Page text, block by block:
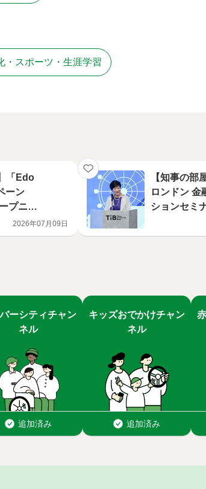
・スポーツ・生涯学習
「Edo
ーン
プニン
2026年07月09日
【知事の部
ロンドン 金
ションセミ